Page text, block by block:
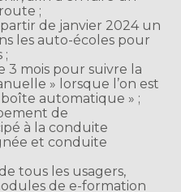
;
de janvier 2024 un
les auto-écoles pour
;
3 mois pour suivre la
» lorsque l’on est
automatique » ;
de
à la conduite
et conduite
tous les usagers,
de e-formation